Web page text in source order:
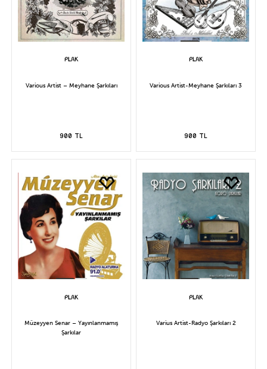
Various Artist – Meyhane Şarkıları
900 TL
Various Artist-Meyhane Şarkıları 3
900 TL
Müzeyyen Senar – Yayınlanmamış
Şarkılar
Varius Artist-Radyo Şarkıları 2